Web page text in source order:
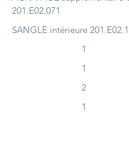
201.E02.071
SANGLE intérieure
1
1
2
1